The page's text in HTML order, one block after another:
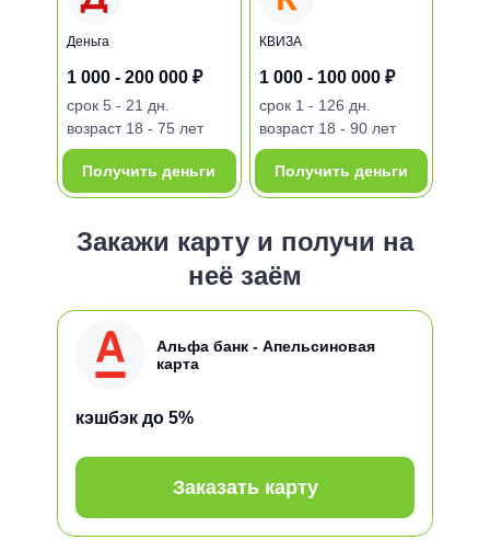
Деньга
1 000 - 200 000 ₽
срок 5 - 21 дн.
возраст 18 - 75 лет
Получить деньги
КВИЗА
1 000 - 100 000 ₽
срок 1 - 126 дн.
возраст 18 - 90 лет
Получить деньги
Закажи карту и получи на
неё заём
Альфа банк - Апельсиновая
карта
кэшбэк до 5%
Заказать карту